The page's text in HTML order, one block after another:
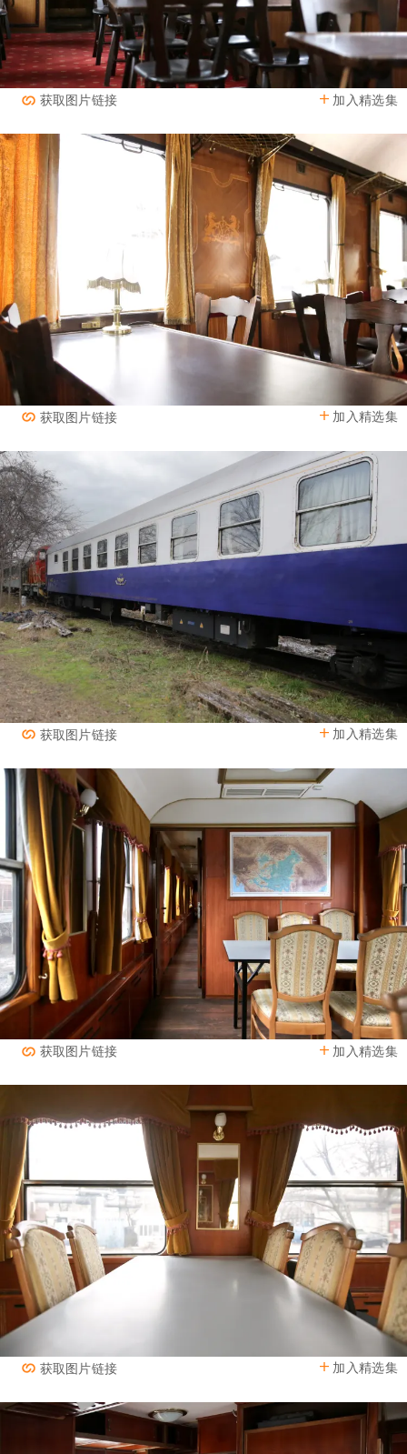
加入精选集
获取图片链接
加入精选集
获取图片链接
加入精选集
获取图片链接
加入精选集
获取图片链接
加入精选集
获取图片链接